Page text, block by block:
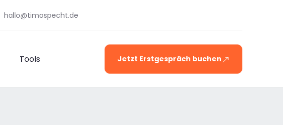
hallo@timospecht.de
Tools Jetzt Erstgespräch buchen